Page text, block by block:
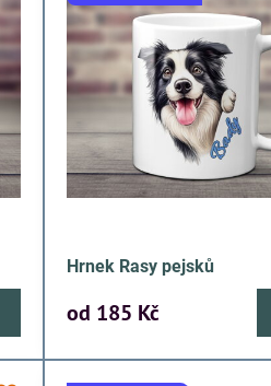
Hrnek Rasy pejsků
od 185 Kč